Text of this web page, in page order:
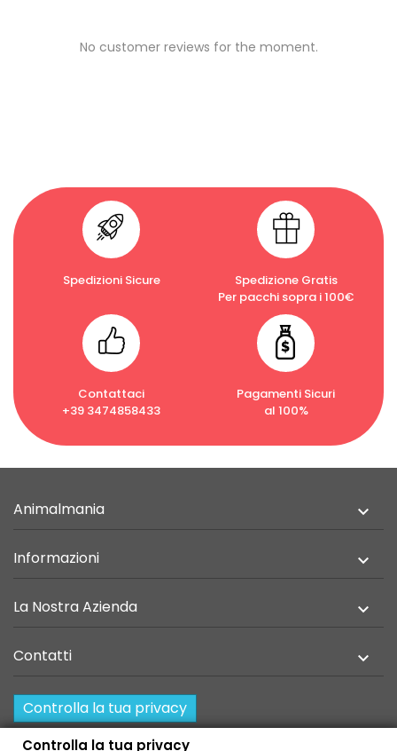
No customer reviews for the moment.
Spedizioni Sicure
Spedizione Gratis
Per pacchi sopra i 100€
Contattaci
+39 3474858433
Pagamenti Sicuri
al 100%
Animalmania 
Informazioni 
La Nostra Azienda 
Contatti 
Controlla la tua privacy
Resi e recesso
Controlla la tua privacy